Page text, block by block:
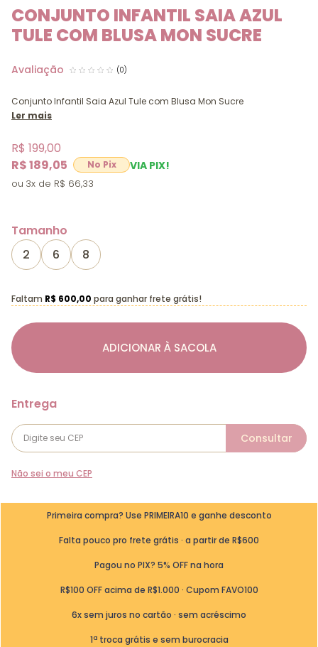
CONJUNTO INFANTIL SAIA AZUL
TULE COM BLUSA MON SUCRE
(0)
Conjunto Infantil Saia Azul Tule com Blusa Mon Sucre
Ler mais
R$ 189,05 VIA PIX!
R$ 199,00
3x R$ 66,33
Tamanho
2
6 8
ADICIONAR À SACOLA
Faltam R$ 600,00 para ganhar frete grátis!
Não sei o meu CEP
Primeira compra? Use PRIMEIRA10 e ganhe desconto
Falta pouco pro frete grátis · a partir de R$600
Pagou no PIX? 5% OFF na hora
R$100 OFF acima de R$1.000 · Cupom FAVO100
6x sem juros no cartão · sem acréscimo
1ª troca grátis e sem burocracia